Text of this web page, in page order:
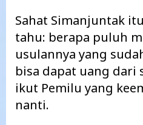
Sahat Simanjuntak
tahu: berapa puluh
usulannya yang
bisa dapat uang dari
ikut Pemilu yang
nanti.